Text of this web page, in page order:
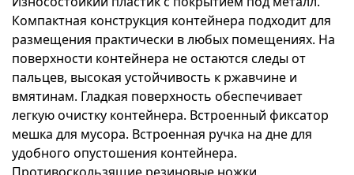
Компактная конструкция контейнера подходит для
размещения практически в любых помещениях. На
поверхности контейнера не остаются следы от
пальцев, высокая устойчивость к ржавчине и
вмятинам. Гладкая поверхность обеспечивает
легкую очистку контейнера. Встроенный фиксатор
мешка для мусора. Встроенная ручка на дне для
удобного опустошения контейнера.